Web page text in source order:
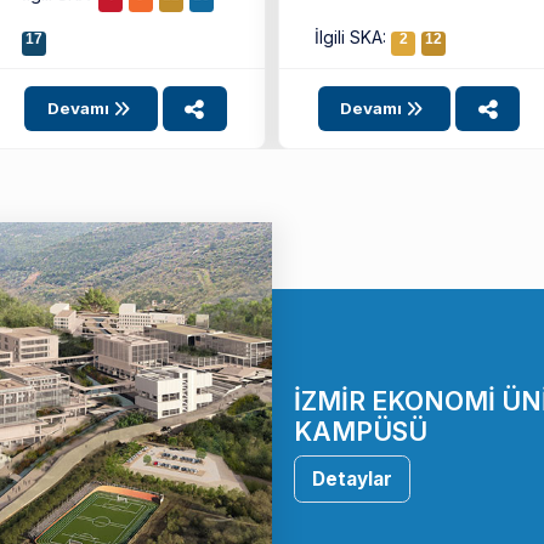
17
Devamı
İlgili SKA: 2 12
Devamı
İZMİR EKONOMİ
KAMPÜSÜ
Detaylar